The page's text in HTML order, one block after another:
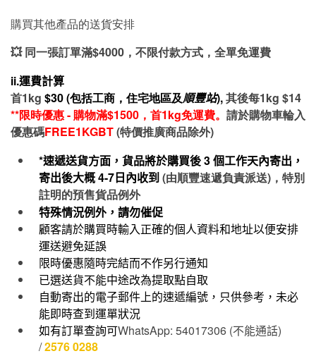
購買其他產品的送貨安排
💥 同一張訂單滿$4000，不限付款方式，全單免運費
ii.運費計算
首1kg $30 (包括工商，住宅地區及順豐站),其後每1kg $14
**限時優惠 - 購物滿$1500，首1kg免運費。 請於購物車輪入
優惠碼FREE1KGBT(特價推廣商品除外)
*速遞送貨方面，貨品將於購買後3個工作天內寄出，
寄出後大概4-7日內收到(由順豐速遞負責派送)，特別
註明的預售貨品例外
特殊情況例外，請勿催促
顧客請於購買時輸入正確的個人資料和地址以便安排
運送避免延誤
限時優惠隨時完結而不作另行通知
已選送貨不能中途改為提取點自取
自動寄出的電子郵件上的速遞編號，只供參考，未必
能即時查到運單狀況
如有訂單查詢可WhatsApp: 54017306 (不能通話)
/2576 0288